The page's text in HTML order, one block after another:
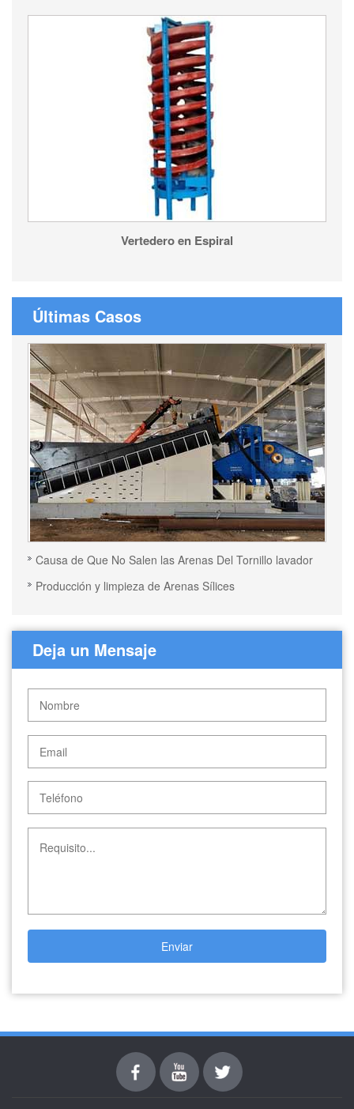
Vertedero en Espiral
Últimas Casos
Causa de Que No Salen las Arenas Del Tornillo lavador
Producción y limpieza de Arenas Sílices
Deja un Mensaje
Enviar
FacebookyoutubeTwitter